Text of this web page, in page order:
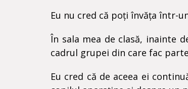
Eu nu cred că poți învăța într-
În sala mea de clasă, inainte
cadrul grupei din care fac
Eu cred că de aceea ei